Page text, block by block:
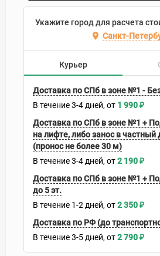
Укажите город для расчета
Санкт-
Курьер
Доставка по СПб в зоне №1 -
В течение3-4 дней 1 990₽
Доставка по СПб в зоне №1 +
на лифте, либо занос в
(пронос не более 30 м)
В течение3-4 дней 2 190₽
Доставка по СПб в зоне №1 +
до 5 эт.
В течение 1-2 дней 2 350₽
Доставка по РФ (до
В течение3-5 дней 2 790₽